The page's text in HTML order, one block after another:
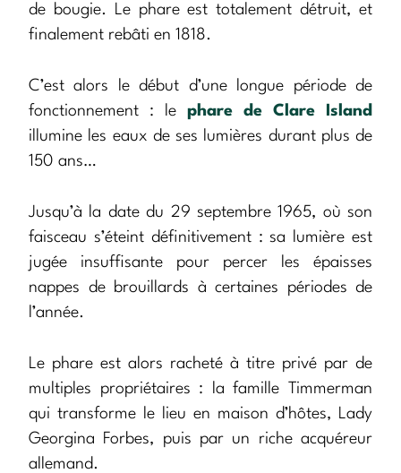
de bougie. Le phare est totalement détruit, et
finalement rebâti en 1818.
C’est alors le début d’une longue période de
fonctionnement : le phare de Clare Island
illumine les eaux de ses lumières durant plus de
150 ans…
Jusqu’à la date du 29 septembre 1965, où son
faisceau s’éteint définitivement : sa lumière est
jugée insuffisante pour percer les épaisses
nappes de brouillards à certaines périodes de
l’année.
Le phare est alors racheté à titre privé par de
multiples propriétaires : la famille Timmerman
qui transforme le lieu en maison d’hôtes, Lady
Georgina Forbes, puis par un riche acquéreur
allemand.